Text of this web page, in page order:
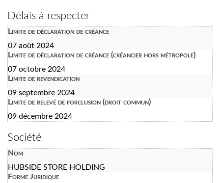
Délais à respecter
Limite de déclaration de créance
07 août 2024
Limite de déclaration de créance (créancier hors métropole)
07 octobre 2024
Limite de revendication
09 septembre 2024
Limite de relevé de forclusion (droit commun)
09 décembre 2024
Société
Nom
HUBSIDE STORE HOLDING
Forme Juridique